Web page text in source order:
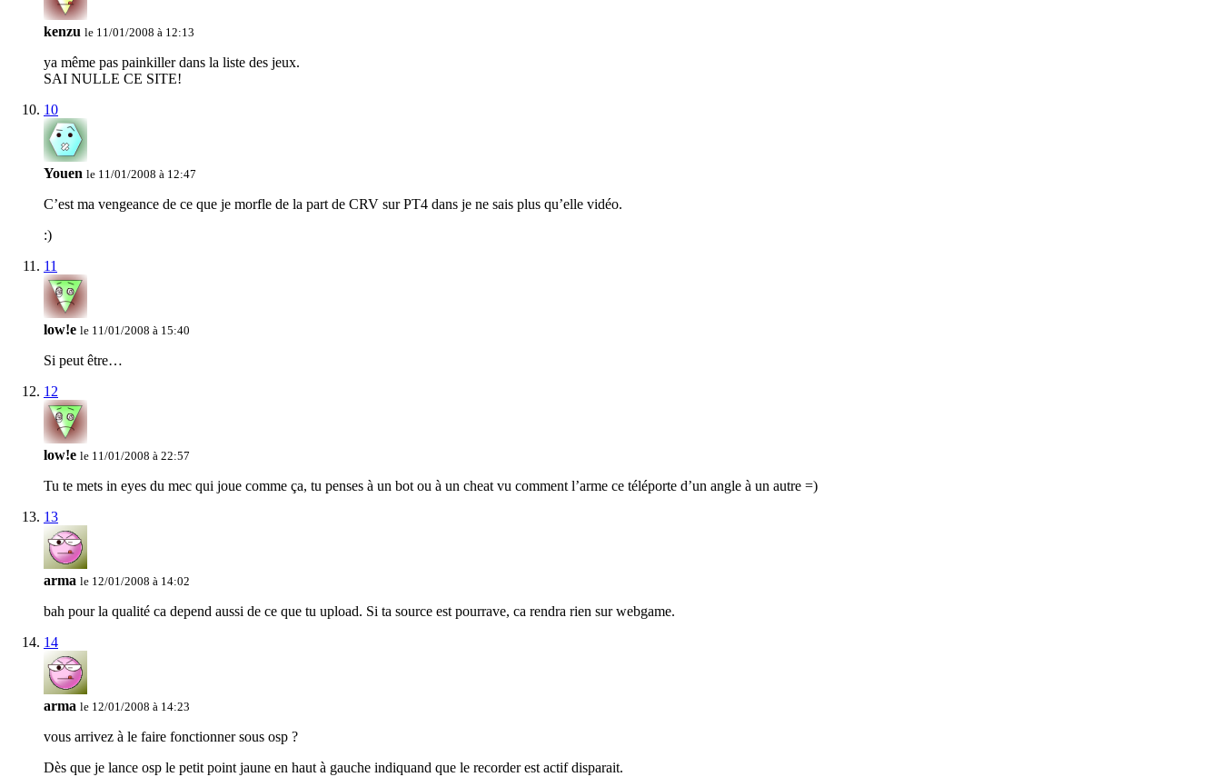
kenzu le 11/01/2008 à 12:13
ya même pas painkiller dans la liste des jeux.
SAI NULLE CE SITE!
10
Youen le 11/01/2008 à 12:47
C’est ma vengeance de ce que je morfle de la part de CRV sur PT4 dans je ne sais plus qu’elle vidéo.
:)
11
low!e le 11/01/2008 à 15:40
Si peut être…
12
low!e le 11/01/2008 à 22:57
Tu te mets in eyes du mec qui joue comme ça, tu penses à un bot ou à un cheat vu comment l’arme ce téléporte d’un angle à un autre =)
13
arma le 12/01/2008 à 14:02
bah pour la qualité ca depend aussi de ce que tu upload. Si ta source est pourrave, ca rendra rien sur webgame.
14
arma le 12/01/2008 à 14:23
vous arrivez à le faire fonctionner sous osp ?
Dès que je lance osp le petit point jaune en haut à gauche indiquand que le recorder est actif disparait.